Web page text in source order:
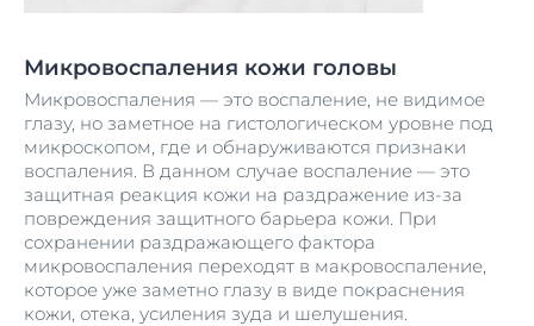
Микровоспаления кожи головы
Микровоспаления — это воспаление, не видимое
глазу, но заметное на гистологическом уровне под
микроскопом, где и обнаруживаются признаки
воспаления. В данном случае воспаление — это
защитная реакция кожи на раздражение из-за
повреждения защитного барьера кожи. При
сохранении раздражающего фактора
микровоспаления переходят в макровоспаление,
которое уже заметно глазу в виде покраснения
кожи, отека, усиления зуда и шелушения.